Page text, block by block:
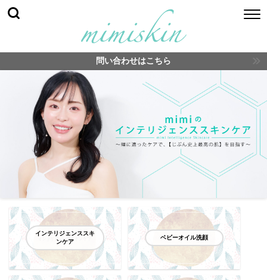
問い合わせはこちら
インテリジェンススキ
ンケア
ベビーオイル洗顔